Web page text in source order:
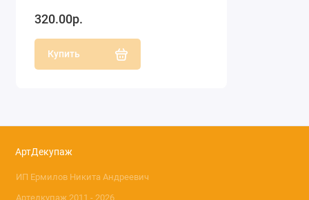
320.00р.
Купить
АртДекупаж
ИП Ермилов Никита Андреевич
Артедкупаж 2011 - 2026